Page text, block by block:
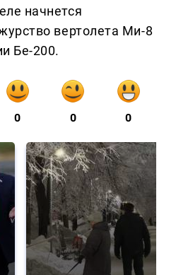
начнется
вертолета Ми-8
Бе-200.
0 0 0